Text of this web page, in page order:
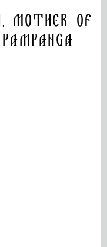
Mother of